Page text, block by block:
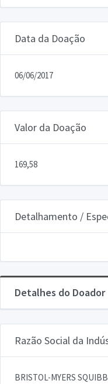
Data da Doação
06/06/2017
Valor da Doação
169,58
Detalhamento /
Detalhes do Doador
Razão Social da
BRISTOL-MYERS